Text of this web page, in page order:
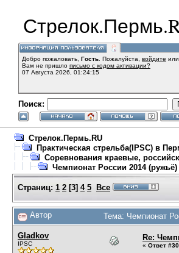
Добро пожаловать, Гость . Пожалуйста, войдите или
Вам не пришло письмо с кодом активации?
07 Августа 2026, 01:24:15
Поиск:
Стрелок.Пермь.RU
Практическая стрельба(IPSC) в
Соревнования краевые,
Чемпионат России 2014 (ружьё)
Страниц: 1 2 [3] 4 5 Все
Автор Тема: Чемпионат
Gladkov
IPSC
Re:
« Ответ